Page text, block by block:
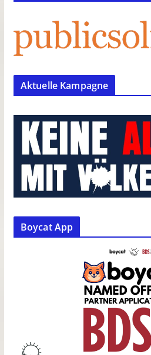
Aktuelle Kampagne
Boycat App